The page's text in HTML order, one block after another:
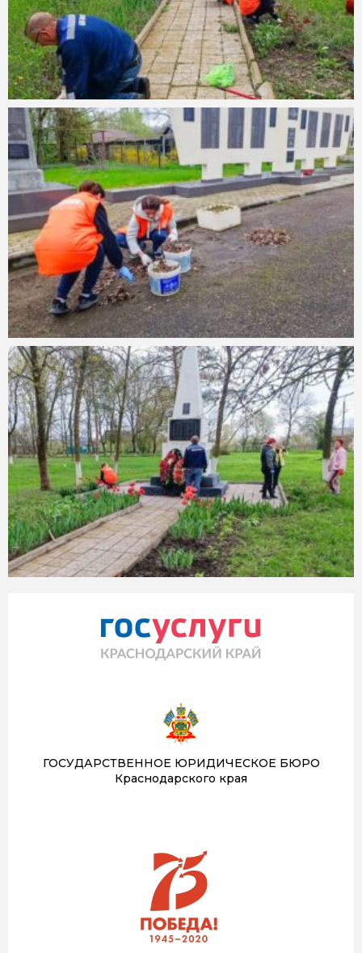
ГОСУДАРСТВЕННОЕ ЮРИДИЧЕСКОЕ БЮРО
Краснодарского края